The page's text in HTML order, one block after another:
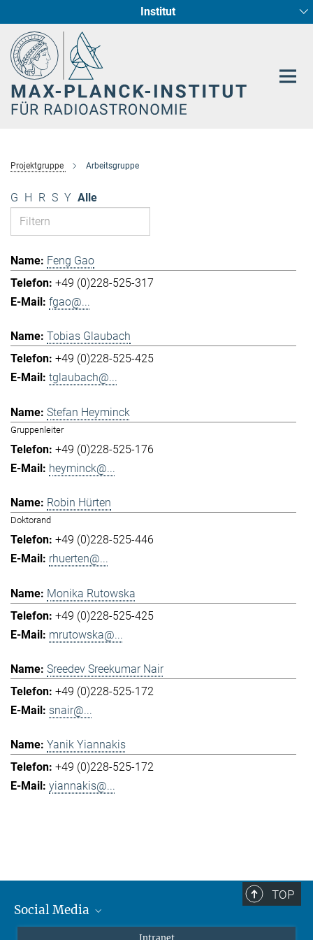
Institut
Radioastronomische Fundamentalphysik
Sternentstehung und Galaxienentwicklung
Projektgruppe Arbeitsgruppe
G H R S Y Alle
Feng Gao
+49 (0)228-525-317
fgao@...
Tobias Glaubach
+49 (0)228-525-425
tglaubach@...
Stefan Heyminck
Gruppenleiter
+49 (0)228-525-176
heyminck@...
Robin Hürten
Doktorand
+49 (0)228-525-446
rhuerten@...
Monika Rutowska
+49 (0)228-525-425
mrutowska@...
Sreedev Sreekumar Nair
+49 (0)228-525-172
snair@...
Yanik Yiannakis
+49 (0)228-525-172
yiannakis@...
TOP
Social Media
Intranet